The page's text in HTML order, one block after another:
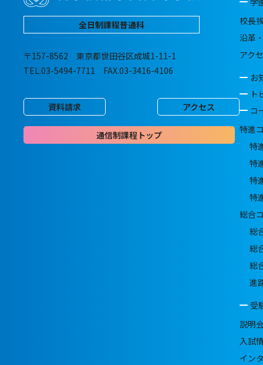
全日制課程普通科
〒157-8562 東京都世田谷区成城1-11-1
TEL.03-5494-7711 FAX.03-3416-4106
資料請求 アクセス
通信制課程トップ
校長
沿革
アク
お
ト
コ
特進
特
特
特
特
総合
総
総
総
進
受
説明
入試
イン